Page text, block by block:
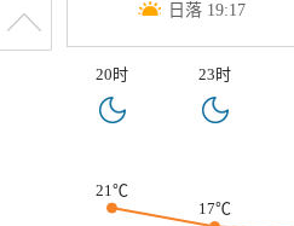
日落 19:17
20时 23时
21℃
17℃